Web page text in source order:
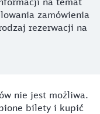
zamówienia
rezerwacji na
nie jest możliwa.
bilety i kupić